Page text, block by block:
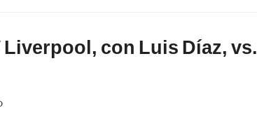
Liverpool, con Luis Díaz, vs.